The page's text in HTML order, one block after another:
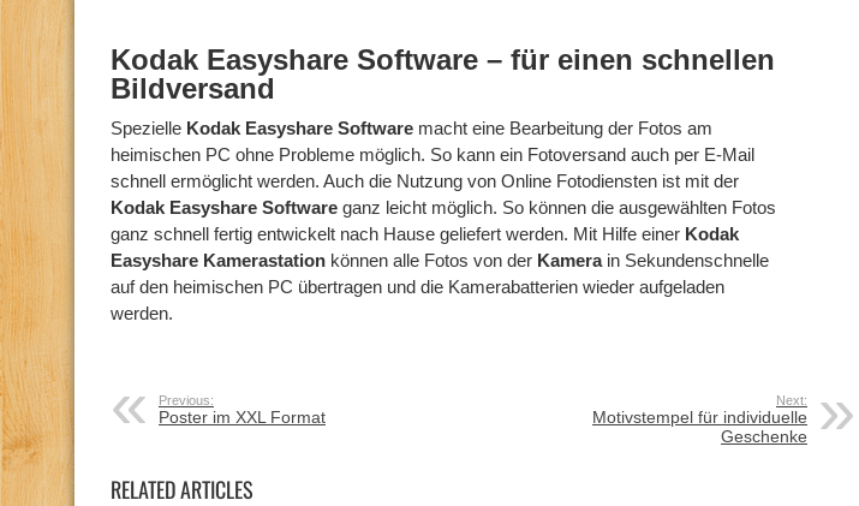
Kodak Easyshare Software – für einen schnellen
Bildversand
Spezielle Kodak Easyshare Software macht eine Bearbeitung der Fotos am
heimischen PC ohne Probleme möglich. So kann ein Fotoversand auch per E-Mail
schnell ermöglicht werden. Auch die Nutzung von Online Fotodiensten ist mit der
Kodak Easyshare Software ganz leicht möglich. So können die ausgewählten Fotos
ganz schnell fertig entwickelt nach Hause geliefert werden. Mit Hilfe einer Kodak
Easyshare Kamerastation können alle Fotos von der Kamera in Sekundenschnelle
auf den heimischen PC übertragen und die Kamerabatterien wieder aufgeladen
werden.
Previous:
Poster im XXL Format
Next:
Motivstempel für individuelle
Geschenke
RELATED ARTICLES